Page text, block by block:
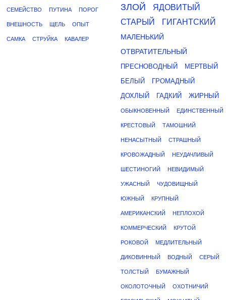
СЕМЕЙСТВО ПУТИНА ПОРОГ
ВНЕШНОСТЬ ЩЕЛЬ ОПЫТ
САМКА СТРУЙКА КАВАЛЕР
ЗЛОЙ
ЯДОВИТЫЙ
СТАРЫЙ
ГИГАНТСКИЙ
МАЛЕНЬКИЙ
ОТВРАТИТЕЛЬНЫЙ
ПРЕСНОВОДНЫЙ
МЕРТВЫЙ
БЕЛЫЙ
ГРОМАДНЫЙ
ДОХЛЫЙ
ГАДКИЙ ЖИРНЫЙ
ОБЫКНОВЕННЫЙ ЕДИНСТВЕННЫЙ
КРЕСТОВЫЙ ТАМОШНИЙ
НЕНАСЫТНЫЙ СТРАШНЫЙ
КРОВОЖАДНЫЙ НЕУДАЧЛИВЫЙ
ШЕСТИНОГИЙ НЕВИДИМЫЙ
УЖАСНЫЙ ЧУДОВИЩНЫЙ
ЮЖНЫЙ КРУПНЫЙ
АМЕРИКАНСКИЙ НЕПЛОХОЙ
КОММЕРЧЕСКИЙ КРУТОЙ
РОКОВОЙ МЕДЛИТЕЛЬНЫЙ
ДИКОВИННЫЙ ВОДНЫЙ СЕРЫЙ
ТОЛСТЫЙ БУМАЖНЫЙ
ОКОЛОТОЧНЫЙ ОХОТНИЧИЙ